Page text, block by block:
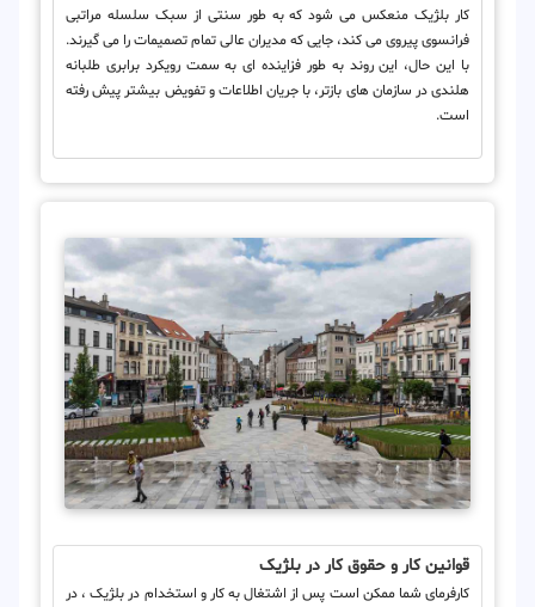
کار بلژیک منعکس می شود که به طور سنتی از سبک سلسله مراتبی
فرانسوی پیروی می کند، جایی که مدیران عالی تمام تصمیمات را می گیرند.
با این حال، این روند به طور فزاینده ای به سمت رویکرد برابری طلبانه
هلندی در سازمان های بازتر، با جریان اطلاعات و تفویض بیشتر پیش رفته
است.
قوانین کار و حقوق کار در بلژیک
کارفرمای شما ممکن است پس از اشتغال به کار و استخدام در بلژیک ، در